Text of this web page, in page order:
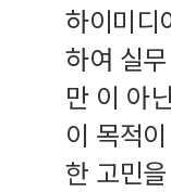
하이미디
하여 실
만 이 아
이 목적
한 고민